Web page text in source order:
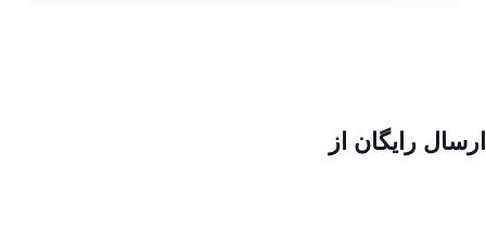
ارسال رایگان از